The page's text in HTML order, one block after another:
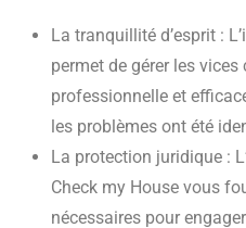
La tranquillité d’esprit :
permet de gérer les
professionnelle et
les problèmes ont été
La protection juridique :
Check my House vous
nécessaires pour